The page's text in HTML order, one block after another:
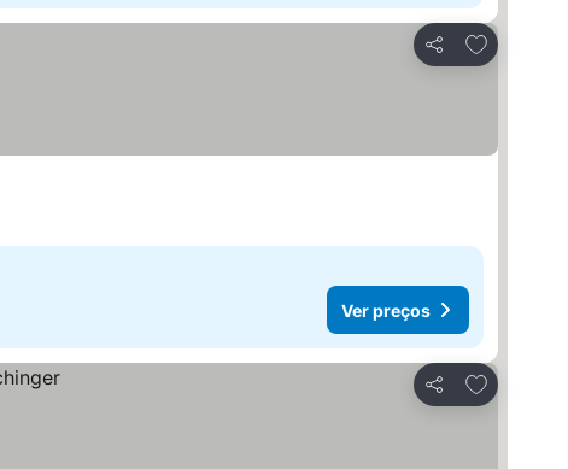
Partilhar
Adicionar
Ver preços
Partilhar
Adicionar